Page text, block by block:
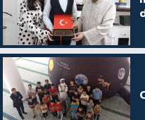
Iğdır Müftülüğü
Isparta Müftülüğü
İstanbul